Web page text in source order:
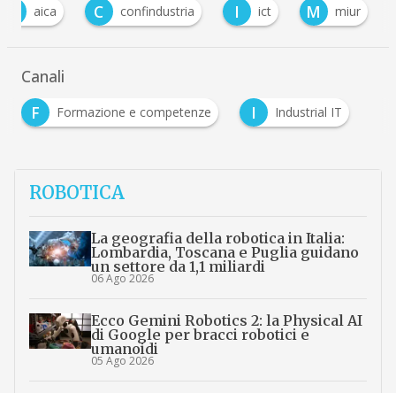
aica C confindustria I ict M miur
Canali
F
Formazione e competenze I Industrial IT
ROBOTICA
La geografia della robotica in Italia:
Lombardia, Toscana e Puglia guidano
un settore da 1,1 miliardi
06 Ago 2026
Ecco Gemini Robotics 2: la Physical AI
di Google per bracci robotici e
umanoidi
05 Ago 2026